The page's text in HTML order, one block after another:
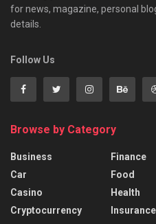
for news, magazine, personal
details.
Follow Us
Browse by Category
Business
Car
Casino
Cryptocurrency
Finance
Food
Health
Insurance